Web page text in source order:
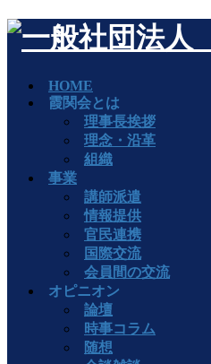
HOME
霞関会とは
理事長挨拶
理念・沿革
組織
事業
講師派遣
情報提供
官民連携
国際交流
会員間の交流
オピニオン
論壇
時事コラム
随想